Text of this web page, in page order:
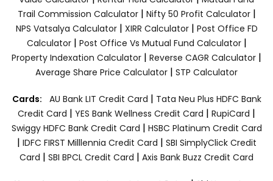
Trail Commission Calculator| Nifty 50 Profit Calculator|
NPS Vatsalya Calculator| XIRR Calculator| Post Office FD
Calculator| Post Office Vs Mutual Fund Calculator|
Property Indexation Calculator | Reverse CAGR Calculator |
Average Share Price Calculator | STP Calculator
Cards: AU Bank LIT Credit Card | Tata Neu Plus HDFC Bank
Credit Card | YES Bank Wellness Credit Card | RupiCard |
Swiggy HDFC Bank Credit Card | HSBC Platinum Credit Card
| IDFC FIRST Milllennia Credit Card | SBI SimplyClick Credit
Card | SBI BPCL Credit Card | Axis Bank Buzz Credit Card